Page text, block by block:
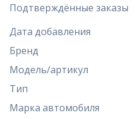
Подтверждённые заказы
Дата добавления
Бренд
Модель/артикул
Тип
Марка автомобиля